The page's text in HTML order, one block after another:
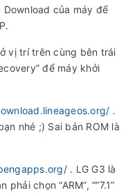
Download của máy để
vị trí trên cùng bên trái
để máy khởi
.
nhé ;) Sai bản ROM là
. LG G3 là
chọn “ARM”, “”7.1”